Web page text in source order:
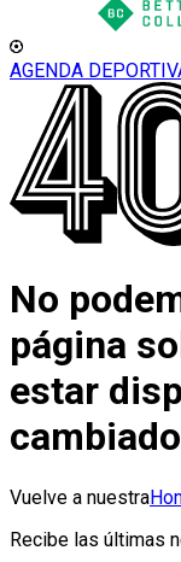
AGENDA
No
página
estar
Vuelve a nuestra
Recibe las últimas